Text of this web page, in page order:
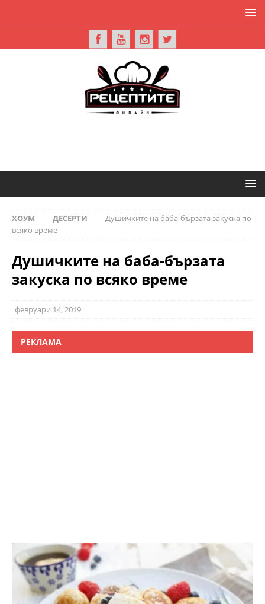
ХОУМ ДЕСЕРТИ
Душичките на баба-бързата закуска по
всяко време
Душичките на баба-бързата
закуска по всяко време
февруари 14, 2019
РЕКЛАМА